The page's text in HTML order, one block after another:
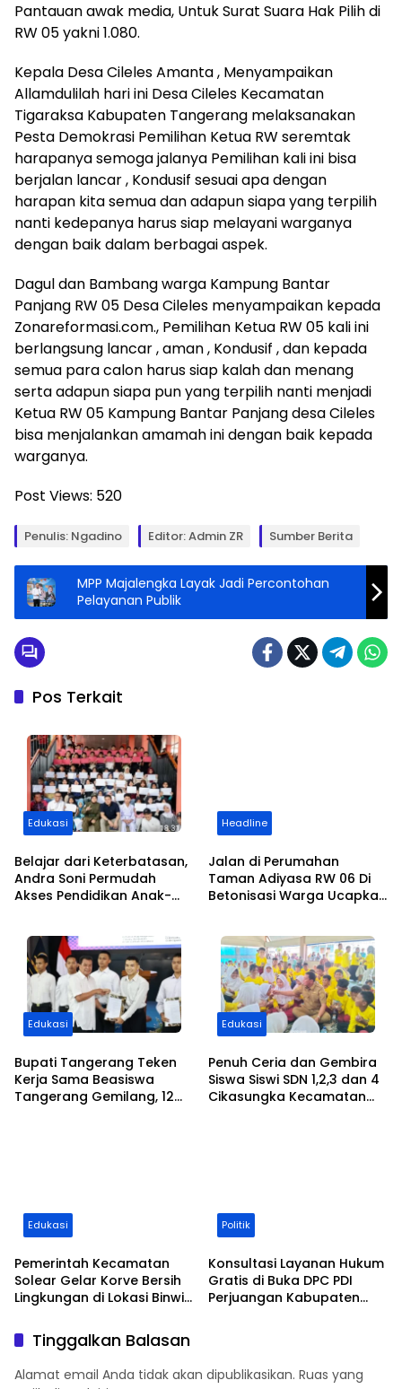
Pantauan awak media, Untuk Surat Suara Hak Pilih di
RW 05 yakni 1.080.
Kepala Desa Cileles Amanta , Menyampaikan
Allamdulilah hari ini Desa Cileles Kecamatan
Tigaraksa Kabupaten Tangerang melaksanakan
Pesta Demokrasi Pemilihan Ketua RW seremtak
harapanya semoga jalanya Pemilihan kali ini bisa
berjalan lancar , Kondusif sesuai apa dengan
harapan kita semua dan adapun siapa yang terpilih
nanti kedepanya harus siap melayani warganya
dengan baik dalam berbagai aspek.
Dagul dan Bambang warga Kampung Bantar
Panjang RW 05 Desa Cileles menyampaikan kepada
Zonareformasi.com., Pemilihan Ketua RW 05 kali ini
berlangsung lancar , aman , Kondusif , dan kepada
semua para calon harus siap kalah dan menang
serta adapun siapa pun yang terpilih nanti menjadi
Ketua RW 05 Kampung Bantar Panjang desa Cileles
bisa menjalankan amamah ini dengan baik kepada
warganya.
Post Views: 520
Penulis: Ngadino Editor: Admin ZR Sumber Berita
MPP Majalengka Layak Jadi Percontohan
Pelayanan Publik
Pos Terkait
Edukasi
Belajar dari Keterbatasan,
Andra Soni Permudah
Akses Pendidikan Anak-
Headline
Jalan di Perumahan
Taman Adiyasa RW 06 Di
Betonisasi Warga Ucapkan
Tangerang dan Kades
Cikuya
Edukasi
Bupati Tangerang Teken
Kerja Sama Beasiswa
Tangerang Gemilang, 12
Edukasi
Penuh Ceria dan Gembira
Siswa Siswi SDN 1,2,3 dan 4
Cikasungka Kecamatan
Edukasi
Pemerintah Kecamatan
Solear Gelar Korve Bersih
Lingkungan di Lokasi Binwil
Cikuya
Politik
Konsultasi Layanan Hukum
Gratis di Buka DPC PDI
Perjuangan Kabupaten
Tinggalkan Balasan
Alamat email Anda tidak akan dipublikasikan. Ruas yang